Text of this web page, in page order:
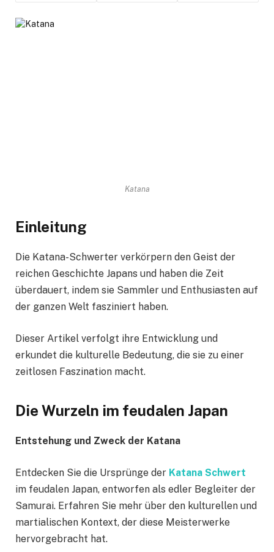
Katana
Einleitung
Die Katana-Schwerter verkörpern den Geist der
reichen Geschichte Japans und haben die Zeit
überdauert, indem sie Sammler und Enthusiasten auf
der ganzen Welt fasziniert haben.
Dieser Artikel verfolgt ihre Entwicklung und
erkundet die kulturelle Bedeutung, die sie zu einer
zeitlosen Faszination macht.
Die Wurzeln im feudalen Japan
Entstehung und Zweck der Katana
Entdecken Sie die Ursprünge der Katana Schwert
im feudalen Japan, entworfen als edler Begleiter der
Samurai. Erfahren Sie mehr über den kulturellen und
martialischen Kontext, der diese Meisterwerke
hervorgebracht hat.